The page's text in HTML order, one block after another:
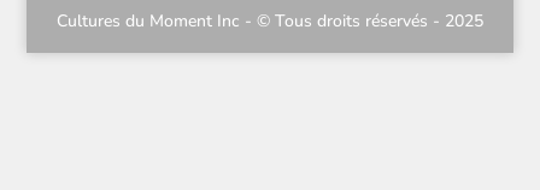
Cultures du Moment Inc - © Tous droits réservés - 2025